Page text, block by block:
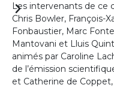
Les intervenants de ce
Chris Bowler, François-
Fonbaustier, Marc
Mantovani et Lluis
animés par Caroline
de l’émission
et Catherine de